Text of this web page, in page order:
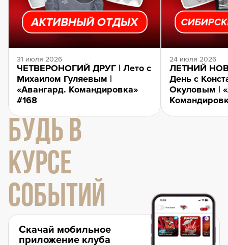
31 июля 2026
ЧЕТВЕРОНОГИЙ ДРУГ | Лето с
Михаилом Гуляевым |
«Авангард. Командировка»
#168
24 июля 2026
ЛЕТНИЙ
День с
Окуловым |
БУДЬ В
КУРСЕ
СОБЫТИЙ
Скачай мобильное
приложение клуба